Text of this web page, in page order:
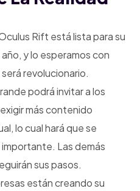
Rift está lista para su
y lo esperamos con
revolucionario.
podrá invitar a los
más contenido
lo cual hará que se
Las demás
sus pasos.
están creando su